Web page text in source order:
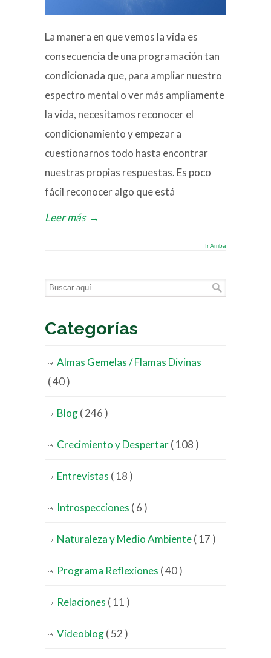
La manera en que vemos la vida es
consecuencia de una programación tan
condicionada que, para ampliar nuestro
espectro mental o ver más ampliamente
la vida, necesitamos reconocer el
condicionamiento y empezar a
cuestionarnos todo hasta encontrar
nuestras propias respuestas. Es poco
fácil reconocer algo que está
Leer más →
Ir Arriba
Categorías
Almas Gemelas / Flamas Divinas
( 40 )
Blog( 246 )
Crecimiento y Despertar( 108 )
Entrevistas ( 18 )
Introspecciones ( 6 )
Naturaleza y Medio Ambiente( 17 )
Programa Reflexiones ( 40 )
Relaciones ( 11 )
Videoblog( 52 )